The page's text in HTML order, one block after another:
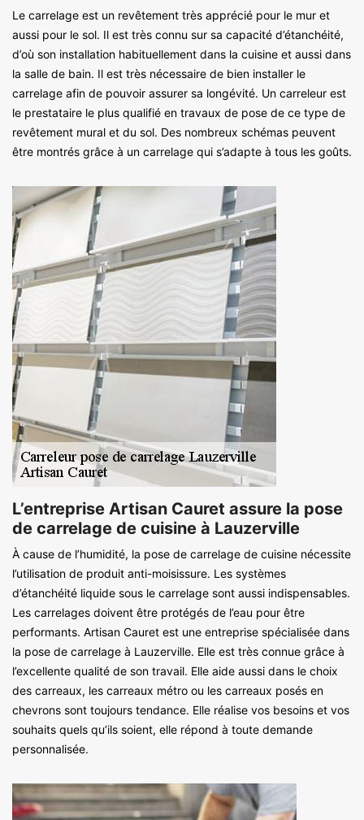
Le carrelage est un revêtement très apprécié pour le mur et
aussi pour le sol. Il est très connu sur sa capacité d’étanchéité,
d’où son installation habituellement dans la cuisine et aussi dans
la salle de bain. Il est très nécessaire de bien installer le
carrelage afin de pouvoir assurer sa longévité. Un carreleur est
le prestataire le plus qualifié en travaux de pose de ce type de
revêtement mural et du sol. Des nombreux schémas peuvent
être montrés grâce à un carrelage qui s’adapte à tous les goûts.
L’entreprise Artisan Cauret assure la pose
de carrelage de cuisine à Lauzerville
À cause de l’humidité, la pose de carrelage de cuisine nécessite
l’utilisation de produit anti-moisissure. Les systèmes
d’étanchéité liquide sous le carrelage sont aussi indispensables.
Les carrelages doivent être protégés de l’eau pour être
performants. Artisan Cauret est une entreprise spécialisée dans
la pose de carrelage à Lauzerville. Elle est très connue grâce à
l’excellente qualité de son travail. Elle aide aussi dans le choix
des carreaux, les carreaux métro ou les carreaux posés en
chevrons sont toujours tendance. Elle réalise vos besoins et vos
souhaits quels qu’ils soient, elle répond à toute demande
personnalisée.